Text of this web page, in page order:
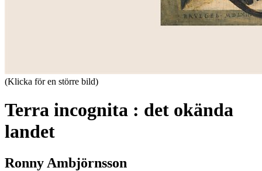
(Klicka för en större bild)
Terra incognita : det okända
landet
Ronny Ambjörnsson